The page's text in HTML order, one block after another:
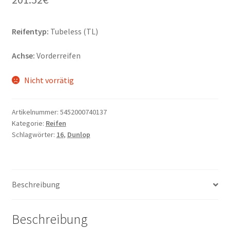
Reifentyp: Tubeless (TL)
Achse: Vorderreifen
Nicht vorrätig
Artikelnummer: 5452000740137
Kategorie: Reifen
Schlagwörter: 16, Dunlop
Beschreibung
Beschreibung